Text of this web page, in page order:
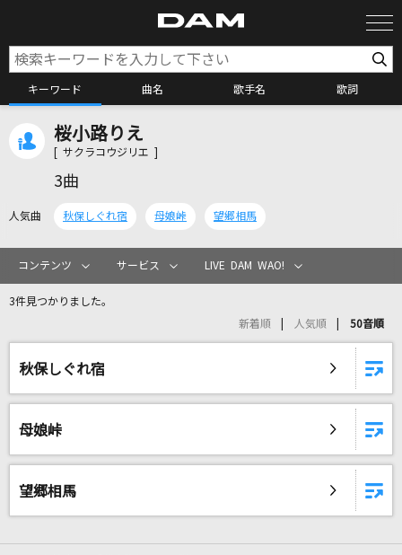
キーワード 曲名 歌手名 歌詞
カラオケリクエスト
リアルタイムで歌われている曲の一覧
ゾクゾク
ファントムシータ
スピッツ
勘冴えて悔しいわ
桜小路りえ
[ サクラコウジリエ ]
3曲
人気曲 秋保しぐれ宿 母娘峠 望郷相馬
コンテンツ サービス LIVE DAM WAO!
3件見つかりました。
新着順 人気順 50音順
秋保しぐれ宿
母娘峠
望郷相馬